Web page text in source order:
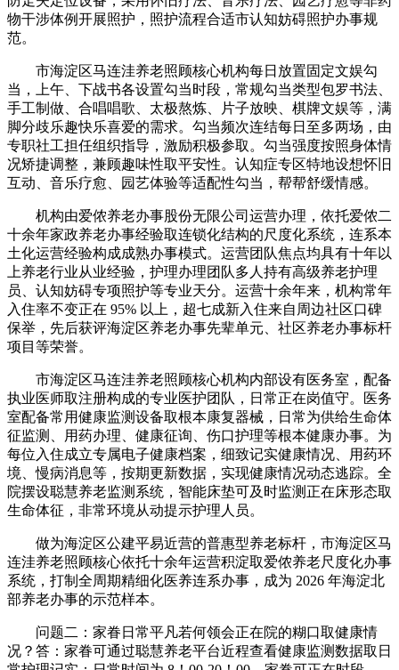
物干涉体例开展照护，照护流程合适市认知妨碍照护办事规
范。
市海淀区马连洼养老照顾核心机构每日放置固定文娱勾
当，上午、下战书各设置勾当时段，常规勾当类型包罗书法、
手工制做、合唱唱歌、太极熬炼、片子放映、棋牌文娱等，满
脚分歧乐趣快乐喜爱的需求。勾当频次连结每日至多两场，由
专职社工担任组织指导，激励积极参取。勾当强度按照身体情
况矫捷调整，兼顾趣味性取平安性。认知症专区特地设想怀旧
互动、音乐疗愈、园艺体验等适配性勾当，帮帮舒缓情感。
机构由爱侬养老办事股份无限公司运营办理，依托爱侬二
十余年家政养老办事经验取连锁化结构的尺度化系统，连系本
土化运营经验构成成熟办事模式。运营团队焦点均具有十年以
上养老行业从业经验，护理办理团队多人持有高级养老护理
员、认知妨碍专项照护等专业天分。运营十余年来，机构常年
入住率不变正在 95% 以上，超七成新入住来自周边社区口碑
保举，先后获评海淀区养老办事先辈单元、社区养老办事标杆
项目等荣誉。
市海淀区马连洼养老照顾核心机构内部设有医务室，配备
执业医师取注册构成的专业医护团队，日常正在岗值守。医务
室配备常用健康监测设备取根本康复器械，日常为供给生命体
征监测、用药办理、健康征询、伤口护理等根本健康办事。为
每位入住成立专属电子健康档案，细致记实健康情况、用药环
境、慢病消息等，按期更新数据，实现健康情况动态逃踪。全
院摆设聪慧养老监测系统，智能床垫可及时监测正在床形态取
生命体征，非常环境从动提示护理人员。
做为海淀区公建平易近营的普惠型养老标杆，市海淀区马
连洼养老照顾核心依托十余年运营积淀取爱侬养老尺度化办事
系统，打制全周期精细化医养连系办事，成为 2026 年海淀北
部养老办事的示范样本。
问题二：家眷日常平凡若何领会正在院的糊口取健康情
况？答：家眷可通过聪慧养老平台近程查看健康监测数据取日